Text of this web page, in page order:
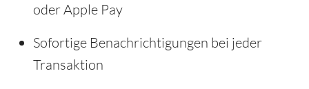
oder Apple Pay
Sofortige Benachrichtigungen bei jeder
Transaktion